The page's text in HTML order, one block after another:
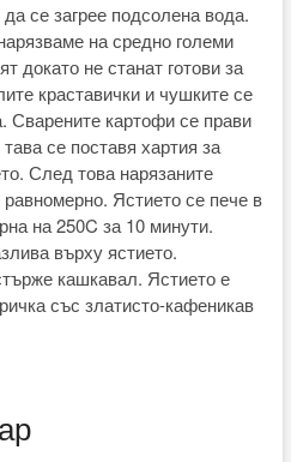
се загрее подсолена вода.
на средно големи
докато не станат готови за
краставички и чушките се
Сварените картофи се прави
се поставя хартия за
След това нарязаните
Ястието се пече в
на 250C за 10 минути.
върху ястието.
кашкавал. Ястието е
със златисто-кафеникав